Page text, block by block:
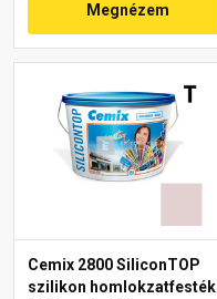
Megnézem
Cemix 2800 SiliconTOP
szilikon homlokzatfesték